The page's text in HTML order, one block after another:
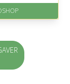
hverdage